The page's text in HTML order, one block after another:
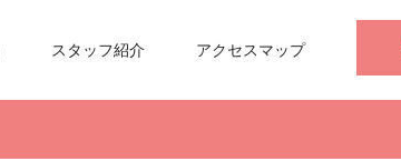
スタッフ紹介 アクセスマップ